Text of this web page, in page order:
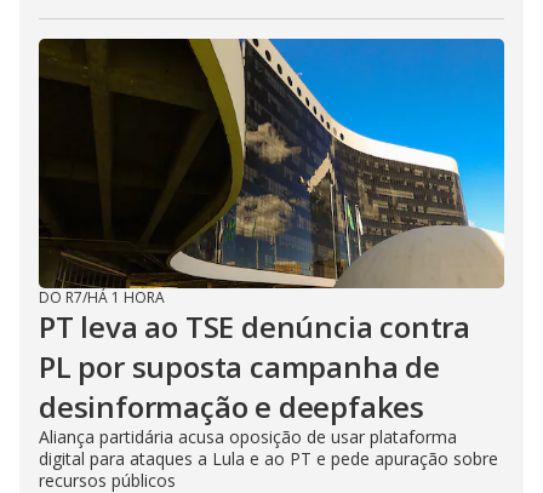
DO R7/HÁ 1 HORA
PT leva ao TSE denúncia contra
PL por suposta campanha de
desinformação e deepfakes
Aliança partidária acusa oposição de usar plataforma
digital para ataques a Lula e ao PT e pede apuração sobre
recursos públicos